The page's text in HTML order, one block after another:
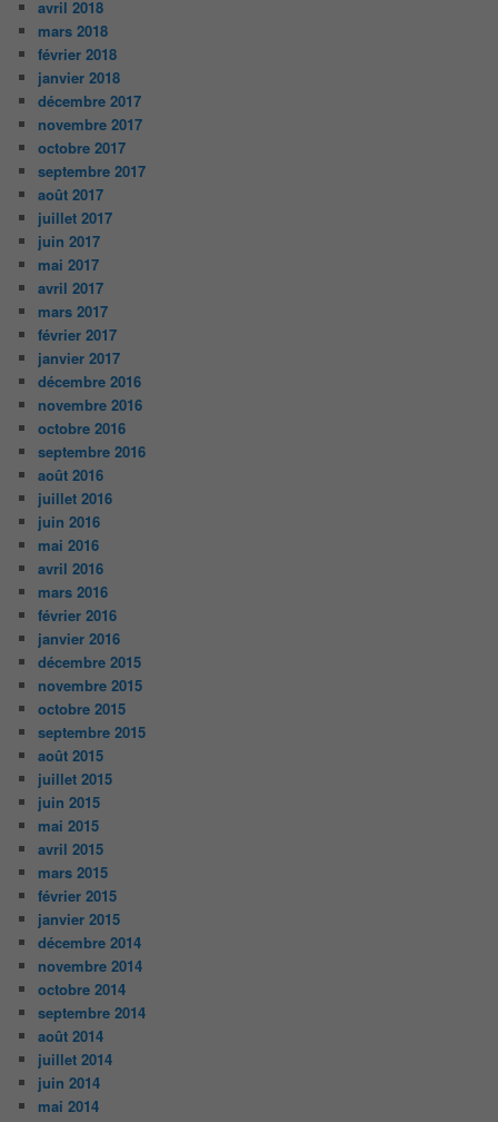
avril 2018
mars 2018
février 2018
janvier 2018
décembre 2017
novembre 2017
octobre 2017
septembre 2017
août 2017
juillet 2017
juin 2017
mai 2017
avril 2017
mars 2017
février 2017
janvier 2017
décembre 2016
novembre 2016
octobre 2016
septembre 2016
août 2016
juillet 2016
juin 2016
mai 2016
avril 2016
mars 2016
février 2016
janvier 2016
décembre 2015
novembre 2015
octobre 2015
septembre 2015
août 2015
juillet 2015
juin 2015
mai 2015
avril 2015
mars 2015
février 2015
janvier 2015
décembre 2014
novembre 2014
octobre 2014
septembre 2014
août 2014
juillet 2014
juin 2014
mai 2014